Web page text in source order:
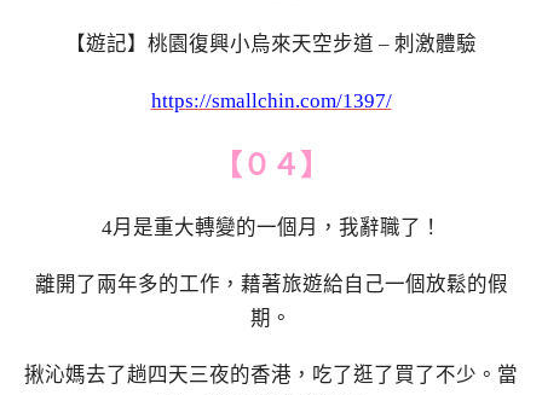
【遊記】桃園復興小烏來天空步道 – 刺激體驗
https://smallchin.com/1397/
【０４】
4月是重大轉變的一個月，我辭職了！
離開了兩年多的工作，藉著旅遊給自己一個放鬆的假
期。
揪沁媽去了趟四天三夜的香港，吃了逛了買了不少。當